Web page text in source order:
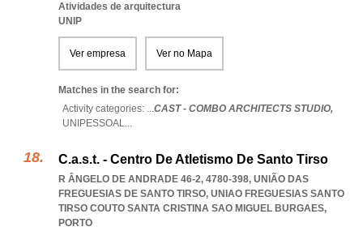
Atividades de arquitectura
UNIP
Ver empresa Ver no Mapa
Matches in the search for:
Activity categories: ...CAST - COMBO ARCHITECTS STUDIO,
UNIPESSOAL...
C.a.s.t. - Centro De Atletismo De Santo Tirso
R ÂNGELO DE ANDRADE 46-2, 4780-398, UNIÃO DAS
FREGUESIAS DE SANTO TIRSO, UNIAO FREGUESIAS SANTO
TIRSO COUTO SANTA CRISTINA SAO MIGUEL BURGAES,
PORTO